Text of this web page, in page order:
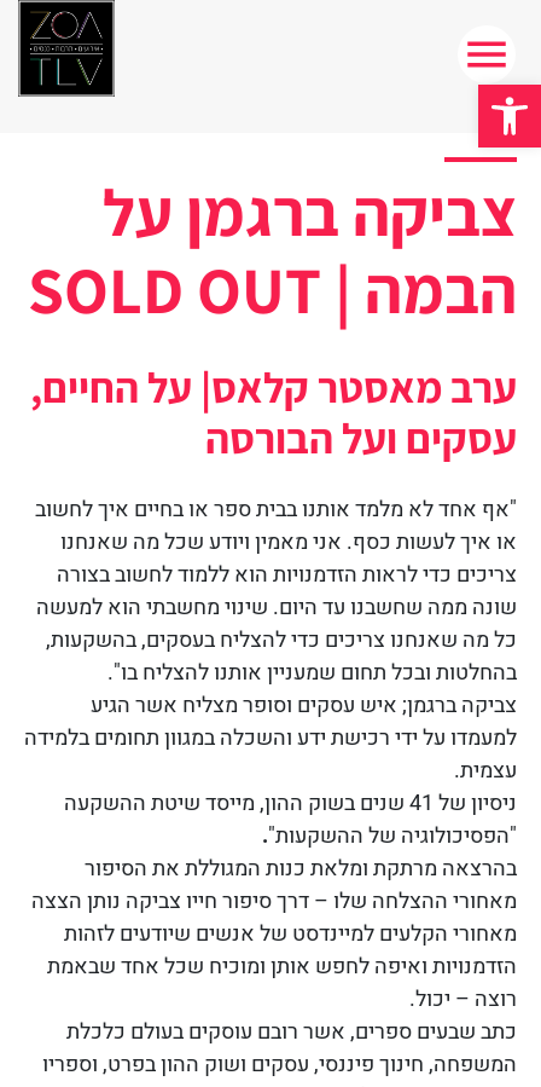
פתח סרגל נגישות
צביקה ברגמן על
הבמה | SOLD OUT
ערב מאסטר קלאס| על החיים,
עסקים ועל הבורסה
"אף אחד לא מלמד אותנו בבית ספר או בחיים איך לחשוב
או איך לעשות כסף. אני מאמין ויודע שכל מה שאנחנו
צריכים כדי לראות הזדמנויות הוא ללמוד לחשוב בצורה
שונה ממה שחשבנו עד היום. שינוי מחשבתי הוא למעשה
כל מה שאנחנו צריכים כדי להצליח בעסקים, בהשקעות,
בהחלטות ובכל תחום שמעניין אותנו להצליח בו".
צביקה ברגמן;איש עסקים וסופר מצליח אשר הגיע
למעמדו על ידי רכישת ידע והשכלה במגוון תחומים בלמידה
עצמית.
ניסיון של 41 שנים בשוק ההון, מייסד שיטת ההשקעה
"הפסיכולוגיה של ההשקעות".
בהרצאה מרתקת ומלאת כנות המגוללת את הסיפור
מאחורי ההצלחה שלו –דרך סיפור חייו צביקה נותן הצצה
מאחורי הקלעים למיינדסט של אנשים שיודעים לזהות
הזדמנויות ואיפה לחפש אותן ומוכיח שכל אחד שבאמת
רוצה – יכול.
כתב שבעים ספרים, אשר רובם עוסקים בעולם כלכלת
המשפחה, חינוך פיננסי, עסקים ושוק ההון בפרט, וספריו